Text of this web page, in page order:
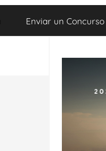
Enviar un Concurso